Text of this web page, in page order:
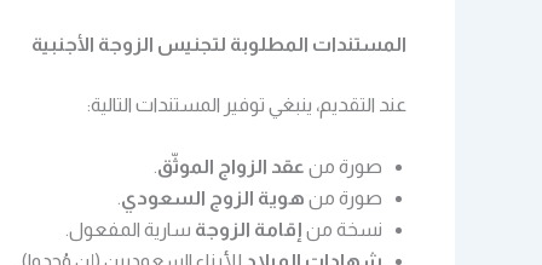
المستندات المطلوبة لتجنيس الزوجة الأجنبية
عند التقديم، ينبغي توفير المستندات التالية:
صورة من عقد الزواج الموثّق
صورة من هوية الزوج السعودي
نسخة من إقامة الزوجة سارية المفعول.